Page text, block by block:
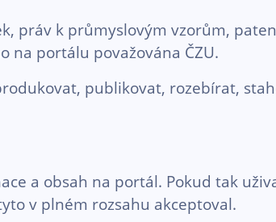
práv k průmyslovým vzorům,
na portálu považována ČZU.
publikovat, rozebírat,
a obsah na portál. Pokud tak
v plném rozsahu akceptoval.